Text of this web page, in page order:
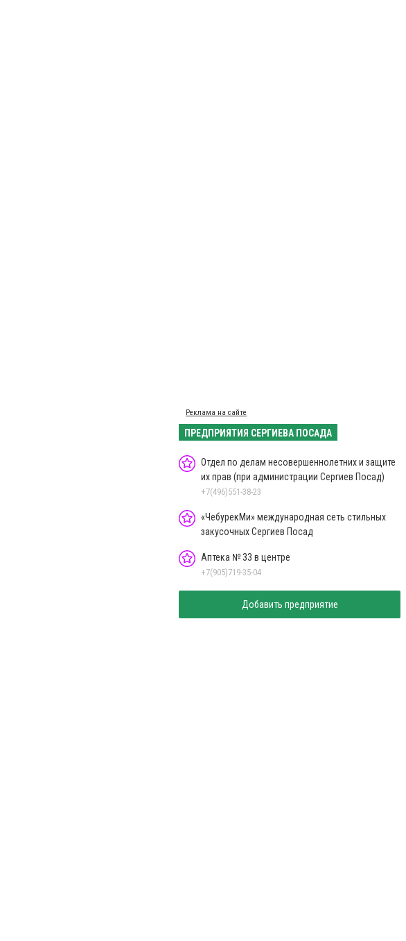
Реклама на сайте
ПРЕДПРИЯТИЯ СЕРГИЕВА ПОСАДА
Отдел по делам несовершеннолетних и защите
их прав (при администрации Сергиев Посад)
+7(496)551-38-23
«ЧебурекМи» международная сеть стильных
закусочных Сергиев Посад
Аптека № 33 в центре
+7(905)719-35-04
Добавить предприятие